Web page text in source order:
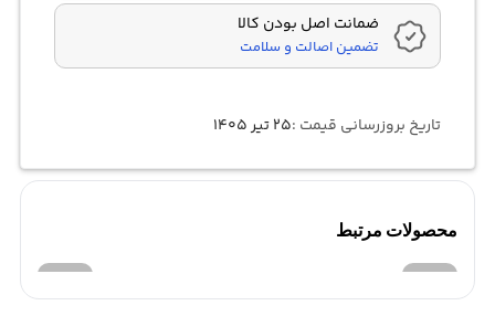
ضمانت اصل بودن کالا
تضمین اصالت و سلامت
تاریخ بروزرسانی قیمت :۲۵ تیر ۱۴۰۵
محصولات مرتبط